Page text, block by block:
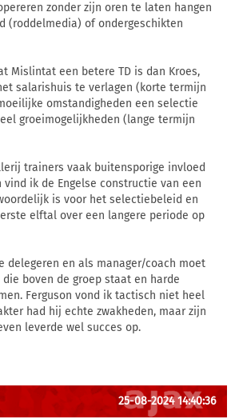
zonder zijn oren te laten hangen
(roddelmedia) of ondergeschikten
Mislintat een betere TD is dan Kroes,
salarishuis te verlagen (korte termijn
omstandigheden een selectie
groeimogelijkheden (lange termijn
trainers vaak buitensporige invloed
ik de Engelse constructie van een
is voor het selectiebeleid en
elftal over een langere periode op
delegeren en als manager/coach moet
boven de groep staat en harde
Ferguson vond ik tactisch niet heel
had hij echte zwakheden, maar zijn
leverde wel succes op.
25-08-2024 14:40:36